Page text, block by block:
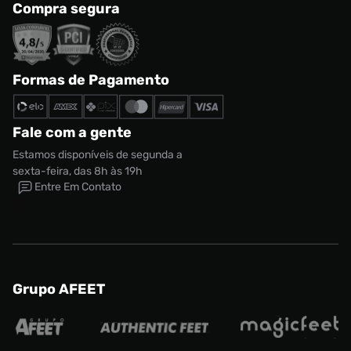
Compra segura
Formas de Pagamento
Fale com a gente
Estamos disponíveis de segunda a
sexta-feira, das 8h às 19h
Entre Em Contato
Grupo AFEET